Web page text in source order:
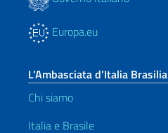
Europa.eu
L’Ambasciata d’Italia Brasilia
Chi siamo
Italia e Brasile